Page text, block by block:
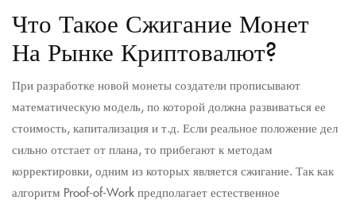
Что Такое Сжигание Монет
На Рынке Криптовалют?
При разработке новой монеты создатели прописывают
математическую модель, по которой должна развиваться ее
стоимость, капитализация и т.д. Если реальное положение дел
сильно отстает от плана, то прибегают к методам
корректировки, одним из которых является сжигание. Так как
алгоритм Proof-of-Work предполагает естественное